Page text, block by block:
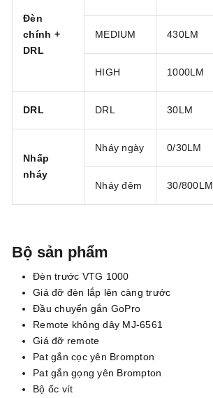
Đèn
chính +
DRL
MEDIUM 430LM
HIGH 1000LM
DRL DRL 30LM
Nhấp
nháy
Nháy ngày 0/30LM
Nháy đêm 30/800LM
Bộ sản phẩm
Đèn trước VTG 1000
Giá đỡ đèn lắp lên càng trước
Đầu chuyển gắn GoPro
Remote không dây MJ-6561
Giá đỡ remote
Pat gắn cọc yên Brompton
Pat gắn gọng yên Brompton
Bộ ốc vít